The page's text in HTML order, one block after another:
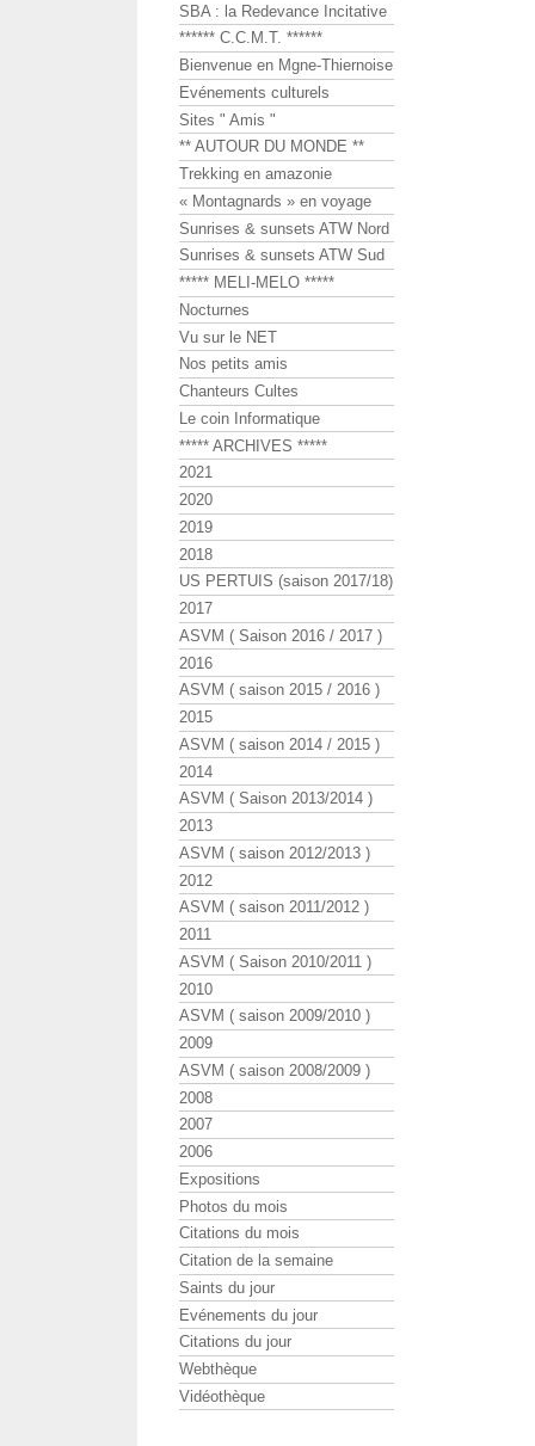
SBA : la Redevance Incitative
****** C.C.M.T. ******
Bienvenue en Mgne-Thiernoise
Evénements culturels
Sites " Amis "
** AUTOUR DU MONDE **
Trekking en amazonie
« Montagnards » en voyage
Sunrises & sunsets ATW Nord
Sunrises & sunsets ATW Sud
***** MELI-MELO *****
Nocturnes
Vu sur le NET
Nos petits amis
Chanteurs Cultes
Le coin Informatique
***** ARCHIVES *****
2021
2020
2019
2018
US PERTUIS (saison 2017/18)
2017
ASVM ( Saison 2016 / 2017 )
2016
ASVM ( saison 2015 / 2016 )
2015
ASVM ( saison 2014 / 2015 )
2014
ASVM ( Saison 2013/2014 )
2013
ASVM ( saison 2012/2013 )
2012
ASVM ( saison 2011/2012 )
2011
ASVM ( Saison 2010/2011 )
2010
ASVM ( saison 2009/2010 )
2009
ASVM ( saison 2008/2009 )
2008
2007
2006
Expositions
Photos du mois
Citations du mois
Citation de la semaine
Saints du jour
Evénements du jour
Citations du jour
Webthèque
Vidéothèque